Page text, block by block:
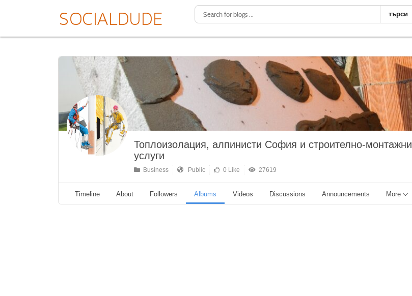
търси
Топлоизолация, алпинисти София и строително-монтажни
услуги
Business Public 0 Like 27619
Timeline About Followers Albums Videos Discussions Announcements More